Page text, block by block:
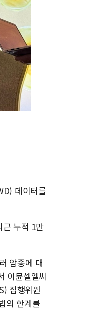
데이터를
근 누적 1만
암종에 대
이뮨셀엘씨
집행위원
의 한계를